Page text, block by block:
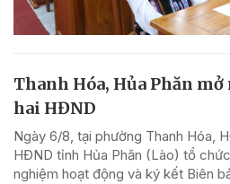
Thanh Hóa, Hủa Phăn
hai HĐND
Ngày 6/8, tại phường Thanh Hóa,
HĐND tỉnh Hủa Phăn (Lào) tổ
nghiệm hoạt động và ký kết Biên